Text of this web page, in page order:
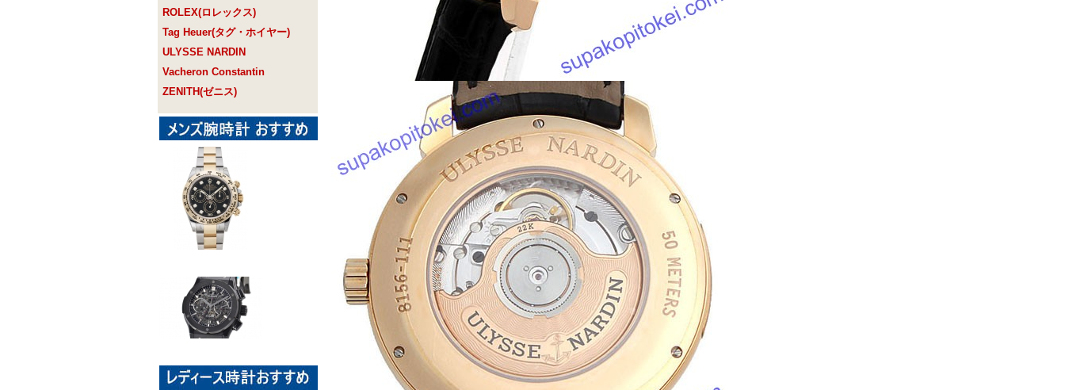
ROLEX(ロレックス)
Tag Heuer(タグ・ホイヤー)
ULYSSE NARDIN
Vacheron Constantin
ZENITH(ゼニス)